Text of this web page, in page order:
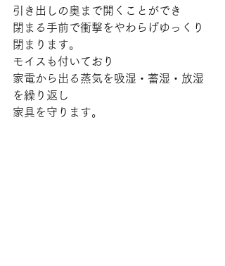
引き出しの奥まで開くことができ
閉まる手前で衝撃をやわらげゆっくり
閉まります。
モイスも付いており
家電から出る蒸気を吸湿・蓄湿・放湿
を繰り返し
家具を守ります。